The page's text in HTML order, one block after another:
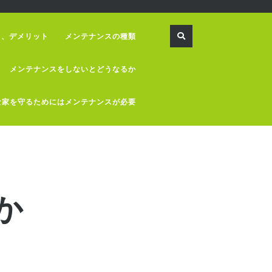
デメリット メンテナンスの種類
メンテナンスをしないとどうなるか
家を守るためにはメンテナンスが必要